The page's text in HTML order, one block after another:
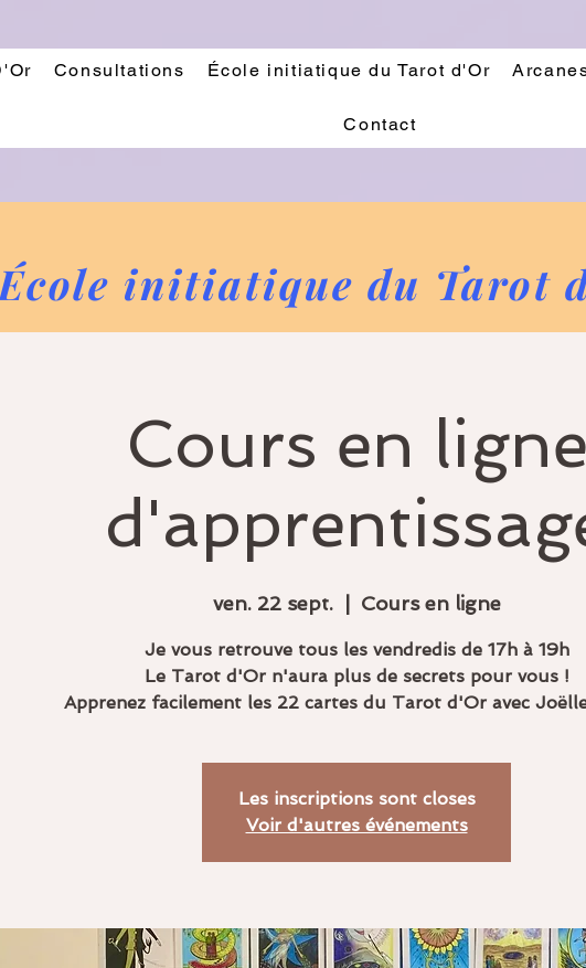
Consultations École initiatique du Tarot d'Or
Contact
École initiatique du Tarot
Cours en ligne
ven. 22 sept.
  |
Cours en ligne
Je vous retrouve tous les vendredis de 17h à 19h
Le Tarot d'Or n'aura plus de secrets pour vous !
Apprenez facilement les 22 cartes du Tarot d'Or avec
Les inscriptions sont closes
Voir d'autres événements